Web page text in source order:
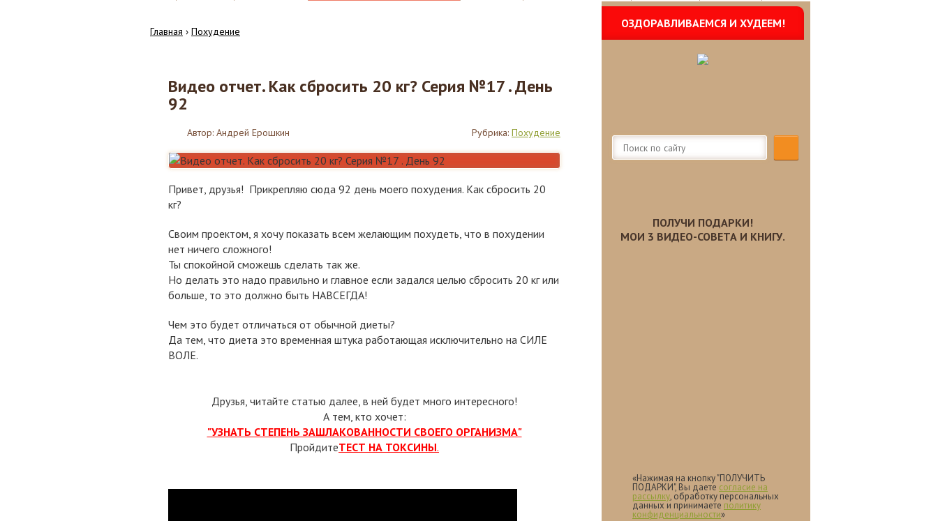
Главная › Похудение
Видео отчет. Как сбросить 20 кг? Серия №17 . День
92
Автор: Андрей Ерошкин Рубрика: Похудение
Привет, друзья! Прикрепляю сюда 92 день моего похудения. Как сбросить 20
кг?
Своим проектом, я хочу показать всем желающим похудеть, что в похудении
нет ничего сложного!
Ты спокойной сможешь сделать так же.
Но делать это надо правильно и главное если задался целью сбросить 20 кг или
больше, то это должно быть НАВСЕГДА!
Чем это будет отличаться от обычной диеты?
Да тем, что диета это временная штука работающая исключительно на СИЛЕ
ВОЛЕ.
Друзья, читайте статью далее, в ней будет много интересного!
А тем, кто хочет:
"УЗНАТЬ СТЕПЕНЬ ЗАШЛАКОВАННОСТИ СВОЕГО ОРГАНИЗМА"
ПройдитеТЕСТ НА ТОКСИНЫ.
ОЗДОРАВЛИВАЕМСЯ И ХУДЕЕМ!
ПОЛУЧИ ПОДАРКИ!
МОИ 3 ВИДЕО-СОВЕТА И КНИГУ.
«Нажимая на кнопку "ПОЛУЧИТЬ
ПОДАРКИ", Вы даете согласие на
рассылку, обработку персональных
данных и принимаете политику
конфиденциальности»